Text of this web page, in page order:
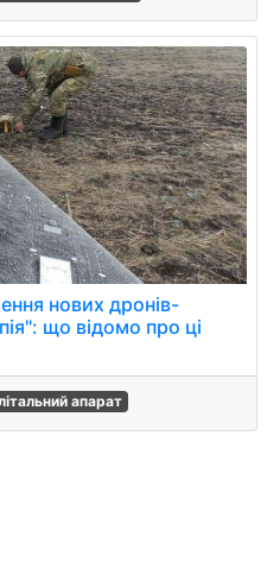
нових дронів-
що відомо про ці
апарат